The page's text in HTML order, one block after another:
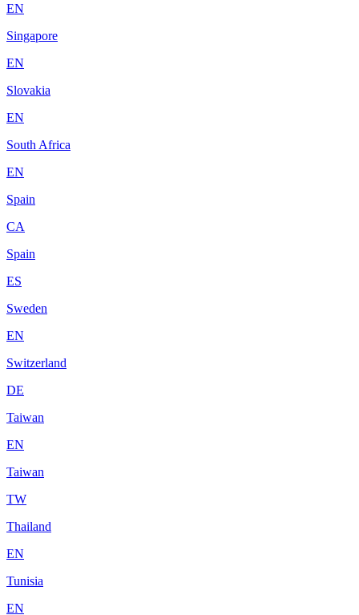
EN
Singapore
EN
Slovakia
EN
South Africa
EN
Spain
CA
Spain
ES
Sweden
EN
Switzerland
DE
Taiwan
EN
Taiwan
TW
Thailand
EN
Tunisia
EN